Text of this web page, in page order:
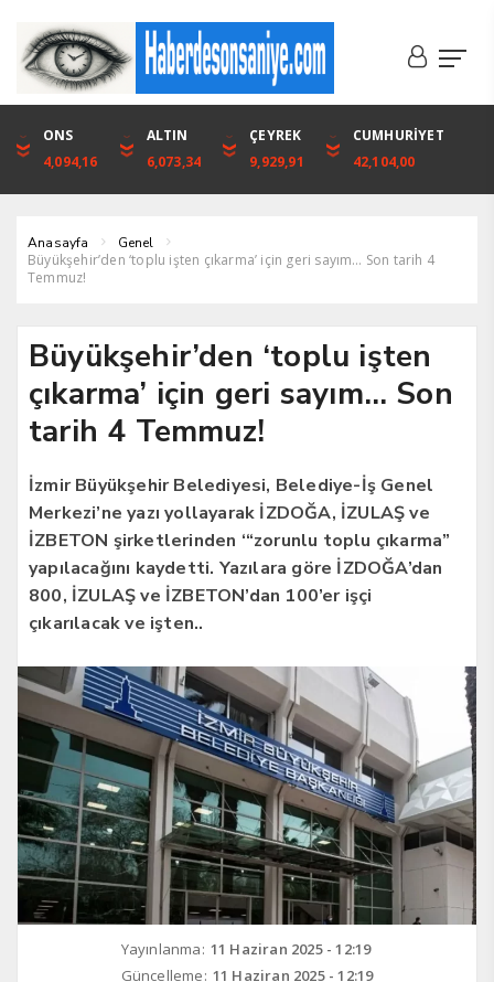
DOLAR
46,1316
EURO
53,3001
ALTIN
6,073,34
BIST
1.720,92
ONS
4,094,16
ALTIN
6,073,34
ÇEYREK
9,929,91
CUMHURİYET
42,104,00
Anasayfa Genel
Büyükşehir’den ‘toplu işten çıkarma’ için geri sayım… Son tarih 4
Temmuz!
Büyükşehir’den ‘toplu işten
çıkarma’ için geri sayım… Son
tarih 4 Temmuz!
İzmir Büyükşehir Belediyesi, Belediye-İş Genel
Merkezi’ne yazı yollayarak İZDOĞA, İZULAŞ ve
İZBETON şirketlerinden ‘“zorunlu toplu çıkarma”
yapılacağını kaydetti. Yazılara göre İZDOĞA’dan
800, İZULAŞ ve İZBETON’dan 100’er işçi
çıkarılacak ve işten..
Yayınlanma: 11 Haziran 2025 - 12:19
Güncelleme: 11 Haziran 2025 - 12:19